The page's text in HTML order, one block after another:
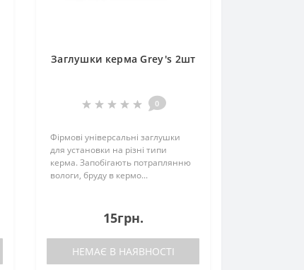
Заглушки керма Grey's 2шт
0
Фірмові універсальні заглушки
для установки на різні типи
керма. Запобігають потраплянню
вологи, бруду в кермо...
15грн.
НЕМАЄ В НАЯВНОСТІ